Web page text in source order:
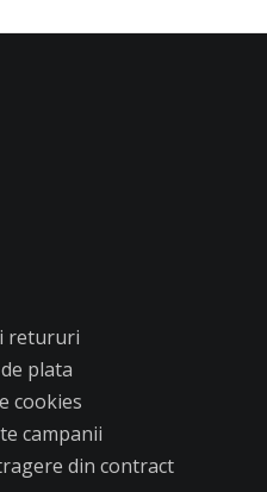
retururi
plata
cookies
campanii
din contract